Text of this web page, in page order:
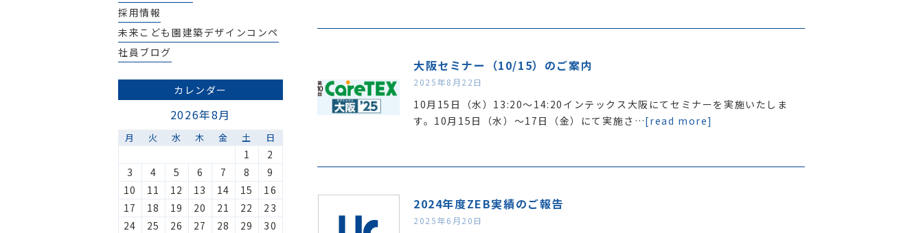
大阪セミナー（10/15）のご案内
2025年8月22日
10月15日（水）13:20～14:20インテックス大阪にてセミナーを実施いたしま
す。10月15日（水）～17日（金）にて実施さ…[read more]
2024年度ZEB実績のご報告
2025年6月20日
採用情報
未来こども園建築デザインコンペ
社員ブログ
カレンダー
2026年8月
月 火 水 木 金 土 日
1
2
3
4 5 6 7 8
9
10
11 12 13 14 15
16
17
18 19 20 21 22
23
24
25 26 27 28 29
30